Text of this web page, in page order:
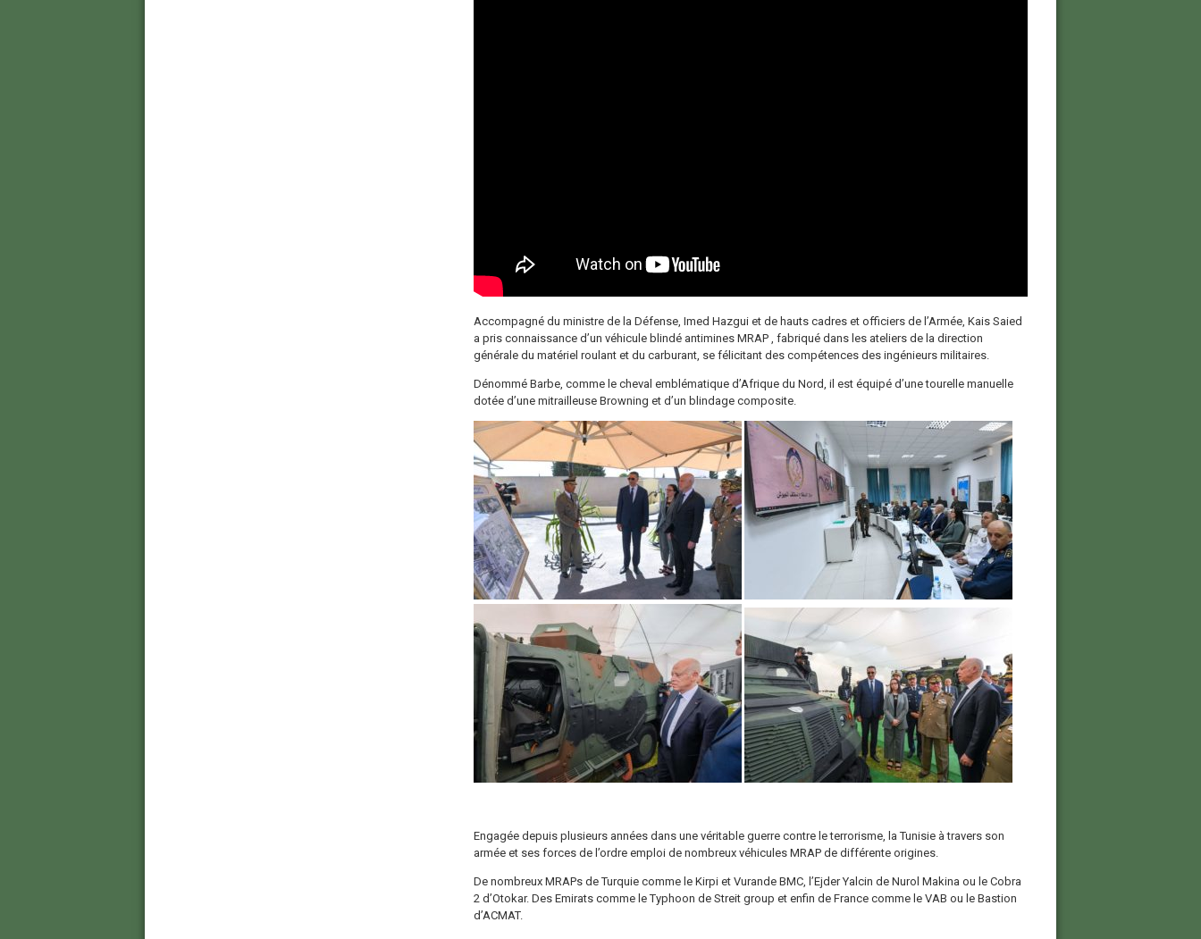
Accompagné du ministre de la Défense, Imed Hazgui et de hauts cadres et officiers de l’Armée, Kais Saied
a pris connaissance d’un véhicule blindé antimines MRAP , fabriqué dans les ateliers de la direction
générale du matériel roulant et du carburant, se félicitant des compétences des ingénieurs militaires.
Dénommé Barbe, comme le cheval emblématique d’Afrique du Nord, il est équipé d’une tourelle manuelle
dotée d’une mitrailleuse Browning et d’un blindage composite.
Engagée depuis plusieurs années dans une véritable guerre contre le terrorisme, la Tunisie à travers son
armée et ses forces de l’ordre emploi de nombreux véhicules MRAP de différente origines.
De nombreux MRAPs de Turquie comme le Kirpi et Vurande BMC, l’Ejder Yalcin de Nurol Makina ou le Cobra
2 d’Otokar. Des Emirats comme le Typhoon de Streit group et enfin de France comme le VAB ou le Bastion
d’ACMAT.